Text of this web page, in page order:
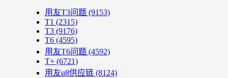
用友T3问题 (9153)
T1 (2315)
T3 (9176)
T6 (4595)
用友T6问题 (4592)
T+ (6721)
用友u8供应链 (8124)